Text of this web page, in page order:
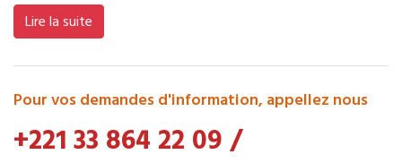
Lire la suite
Pour vos demandes d'information, appellez nous
+221 33 864 22 09/